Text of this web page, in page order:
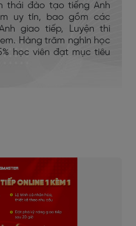
thái đào tạo tiếng Anh
uy tín, bao gồm các
giao tiếp, Luyện thi
em. Hàng trăm nghìn học
học viên đạt mục tiêu